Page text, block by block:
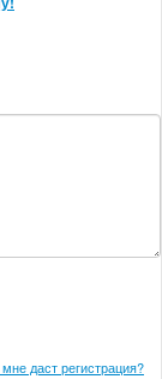
даст регистрация?